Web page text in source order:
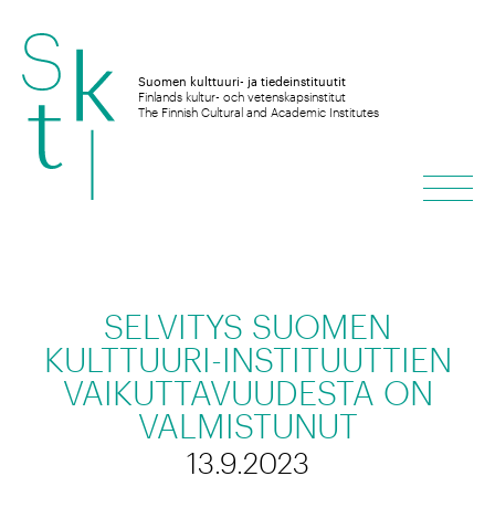
Hyppää
sisältöön
Suomen kulttuuri- ja tiedeinstituutit
Finlands kultur- och vetenskapsinstitut
The Finnish Cultural and Academic Institutes
SELVITYS SUOMEN
KULTTUURI-INSTITUUTTIEN
VAIKUTTAVUUDESTA ON
VALMISTUNUT
13.9.2023